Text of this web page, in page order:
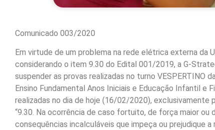
Comunicado 003/2020
Em virtude de um problema na rede elétrica externa da
considerando o item 9.30 do Edital 001/2019, a G-
suspender as provas realizadas no turno VESPERTINO
Ensino Fundamental Anos Iniciais e Educação Infantil e
realizadas no dia de hoje (16/02/2020), exclusivamente
“9.30. Na ocorrência de caso fortuito, de força maior
consequências incalculáveis que impeça ou prejudique